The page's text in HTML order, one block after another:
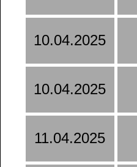
10.04.2025
10.04.2025
11.04.2025